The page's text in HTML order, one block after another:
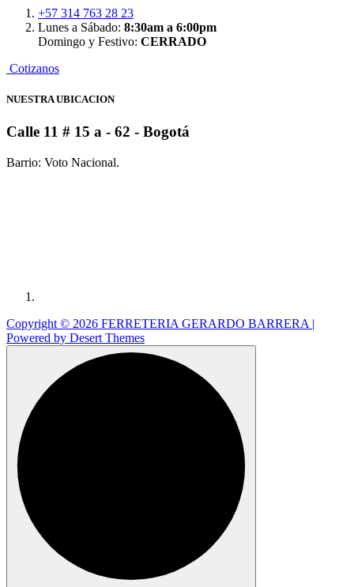
+57 314 763 28 23
Lunes a Sábado: 8:30am a 6:00pm
Domingo y Festivo: CERRADO
Cotizanos
NUESTRA UBICACION
Calle 11 # 15 a - 62 - Bogotá
Barrio: Voto Nacional.
Copyright © 2026 FERRETERIA GERARDO BARRERA |
Powered by Desert Themes